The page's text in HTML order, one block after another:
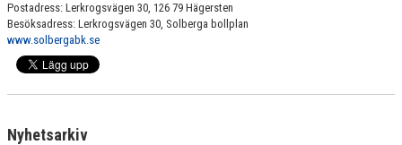
Postadress: Lerkrogsvägen 30, 126 79 Hägersten
Besöksadress: Lerkrogsvägen 30, Solberga bollplan
www.solbergabk.se
Nyhetsarkiv